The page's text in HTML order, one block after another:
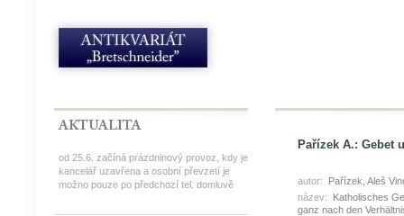
od 25.6. začíná prázdninový provoz, kdy je
kancelář uzavřena a osobní převzetí je
možno pouze po předchozí tel. domluvě
Pařízek A.: Gebet
autor:
Pařízek, Aleš
název:
Katholisches
ganz nach den